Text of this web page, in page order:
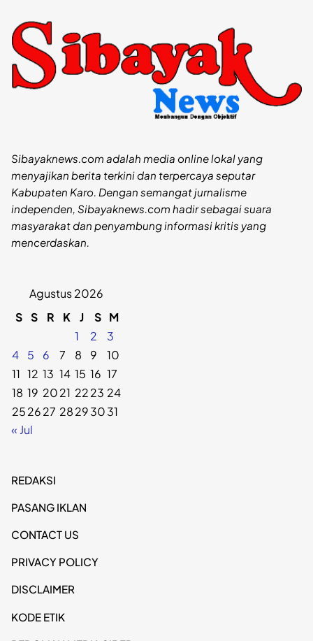
Sibayaknews.com adalah media online lokal yang
menyajikan berita terkini dan terpercaya seputar
Kabupaten Karo. Dengan semangat jurnalisme
independen, Sibayaknews.com hadir sebagai suara
masyarakat dan penyambung informasi kritis yang
mencerdaskan.
Agustus 2026
S S R K J S M
1
2
3
4
5 6 7 8 9
10
11 12 13 14 15 16 17
18 19 2021 2223 24
252627 28293031
« Jul
REDAKSI
PASANG IKLAN
CONTACT US
PRIVACY POLICY
DISCLAIMER
KODE ETIK